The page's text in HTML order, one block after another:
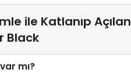
ile Katlanıp Açılan
Black
mı?